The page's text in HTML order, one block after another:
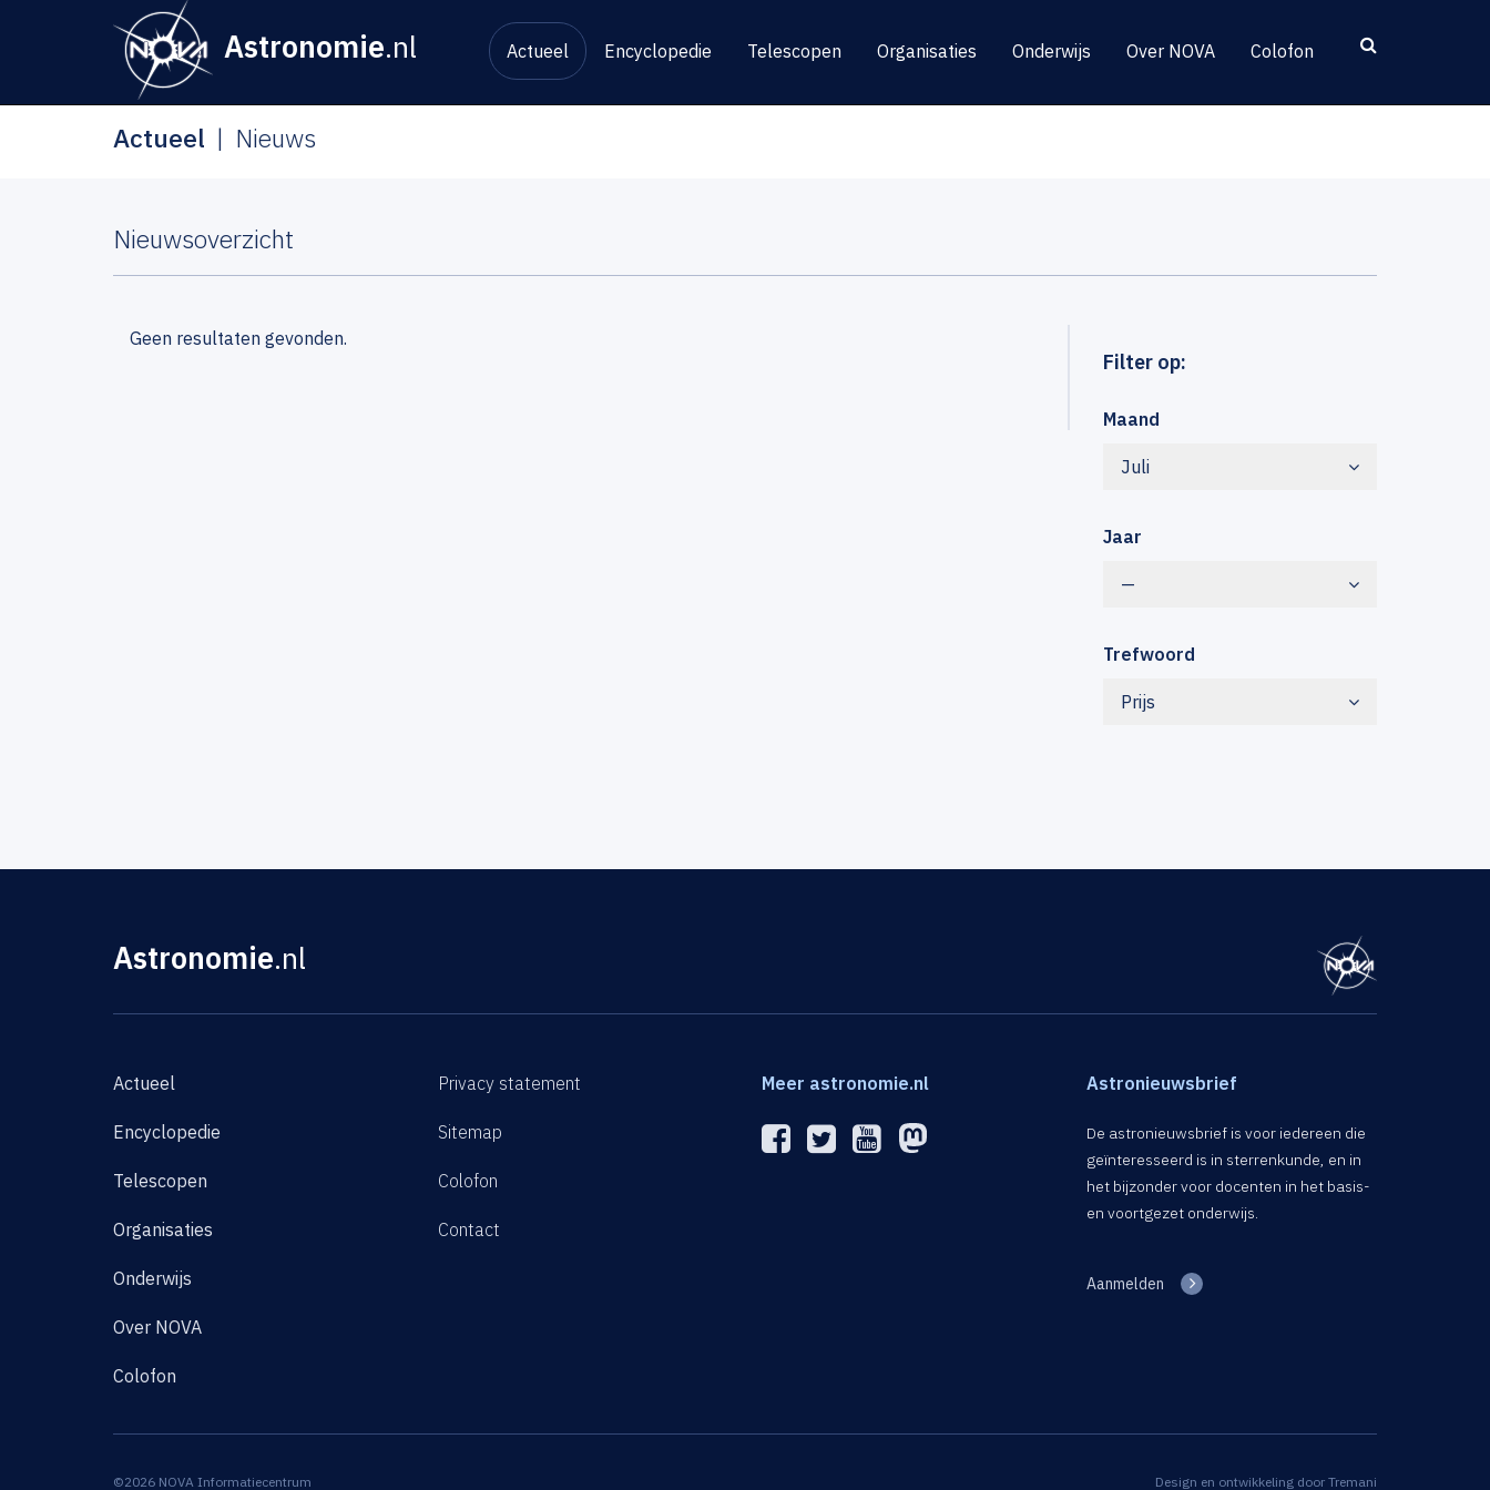
Astronomie.nl Actueel Encyclopedie Telescopen Organisaties Onderwijs Over NOVA Colofon
Actueel Nieuws
Nieuwsoverzicht
Filter op:
Maand
Juli
Jaar
—
Trefwoord
Prijs
Geen resultaten gevonden.
Astronomie.nl
Actueel
Encyclopedie
Telescopen
Organisaties
Onderwijs
Over NOVA
Colofon
Privacy statement
Sitemap
Colofon
Contact
Meer astronomie.nl Astronieuwsbrief
De astronieuwsbrief is voor iedereen die
geïnteresseerd is in sterrenkunde, en in
het bijzonder voor docenten in het basis-
en voortgezet onderwijs.
Aanmelden
©2026 NOVA Informatiecentrum Design en ontwikkeling door Tremani